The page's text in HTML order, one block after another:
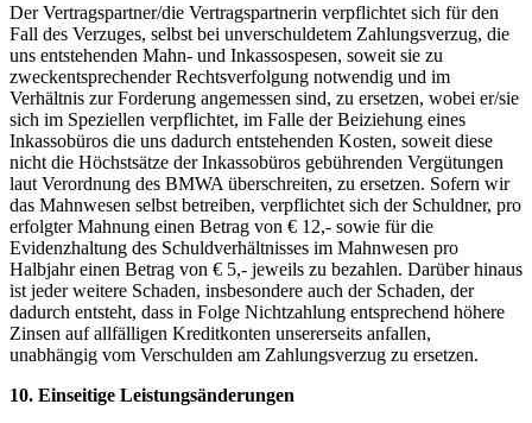
Der Vertragspartner/die Vertragspartnerin verpflichtet sich für den
Fall des Verzuges, selbst bei unverschuldetem Zahlungsverzug, die
uns entstehenden Mahn- und Inkassospesen, soweit sie zu
zweckentsprechender Rechtsverfolgung notwendig und im
Verhältnis zur Forderung angemessen sind, zu ersetzen, wobei er/sie
sich im Speziellen verpflichtet, im Falle der Beiziehung eines
Inkassobüros die uns dadurch entstehenden Kosten, soweit diese
nicht die Höchstsätze der Inkassobüros gebührenden Vergütungen
laut Verordnung des BMWA überschreiten, zu ersetzen. Sofern wir
das Mahnwesen selbst betreiben, verpflichtet sich der Schuldner, pro
erfolgter Mahnung einen Betrag von € 12,- sowie für die
Evidenzhaltung des Schuldverhältnisses im Mahnwesen pro
Halbjahr einen Betrag von € 5,- jeweils zu bezahlen. Darüber hinaus
ist jeder weitere Schaden, insbesondere auch der Schaden, der
dadurch entsteht, dass in Folge Nichtzahlung entsprechend höhere
Zinsen auf allfälligen Kreditkonten unsererseits anfallen,
unabhängig vom Verschulden am Zahlungsverzug zu ersetzen.
10. Einseitige Leistungsänderungen